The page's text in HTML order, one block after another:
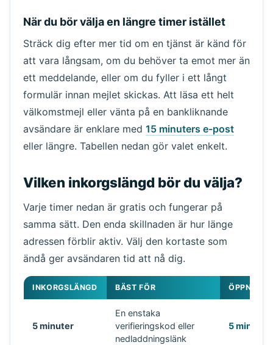
När du bör välja en längre timer istället
Sträck dig efter mer tid om en tjänst är känd för
att vara långsam, om du behöver ta emot mer än
ett meddelande, eller om du fyller i ett långt
formulär innan mejlet skickas. Att läsa ett helt
välkomstmejl eller vänta på en bankliknande
avsändare är enklare med 15 minuters e-post
eller längre. Tabellen nedan gör valet enkelt.
Vilken inkorgslängd bör du välja?
Varje timer nedan är gratis och fungerar på
samma sätt. Den enda skillnaden är hur länge
adressen förblir aktiv. Välj den kortaste som
ändå ger avsändaren tid att nå dig.
INKORGSLÄNGD BÄST FÖR ÖPPNA
5 minuter
En enstaka
verifieringskod eller
nedladdningslänk
5